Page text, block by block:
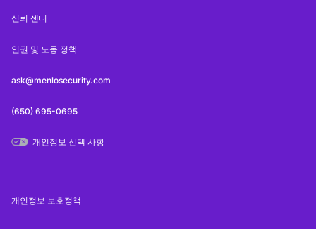
신뢰 센터
인권 및 노동 정책
ask@menlosecurity.com
(650) 695-0695
개인정보 선택 사항
개인정보 보호정책